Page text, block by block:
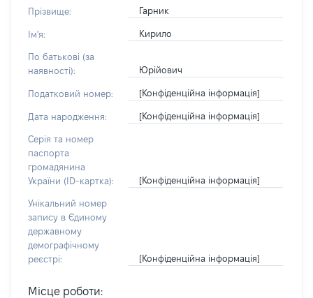
Прізвище: Гарник
Ім'я: Кирило
По батькові (за
наявності):
Юрійович
Податковий номер: [Конфіденційна інформація]
Дата народження: [Конфіденційна інформація]
Серія та номер
паспорта
громадянина
України (ID-картка):
[Конфіденційна інформація]
Унікальний номер
запису в Єдиному
державному
демографічному
реєстрі:
[Конфіденційна інформація]
Місце роботи: